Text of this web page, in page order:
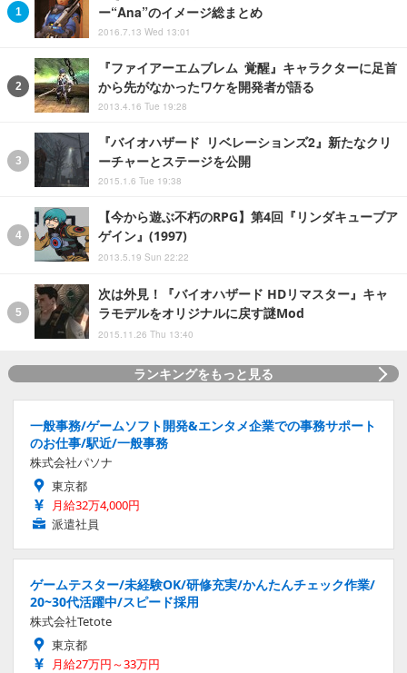
ー“Ana”のイメージ総まとめ
2016.7.13 Wed 13:01
『ファイアーエムブレム 覚醒』キャラクターに足首
から先がなかったワケを開発者が語る
2013.4.16 Tue 19:28
『バイオハザード リベレーションズ2』新たなクリ
ーチャーとステージを公開
2015.1.6 Tue 19:38
【今から遊ぶ不朽のRPG】第4回『リンダキューブア
ゲイン』(1997)
2013.5.19 Sun 22:22
次は外見！『バイオハザード HDリマスター』キャ
ラモデルをオリジナルに戻す謎Mod
2015.11.26 Thu 13:40
ランキングをもっと見る
一般事務/ゲームソフト開発&エンタメ企業での事務サポート
のお仕事/駅近/一般事務
株式会社パソナ
東京都
月給32万4,000円
派遣社員
ゲームテスター/未経験OK/研修充実/かんたんチェック作業/
20~30代活躍中/スピード採用
株式会社Tetote
東京都
月給27万円～33万円